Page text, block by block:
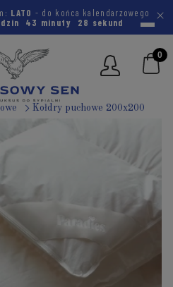
LATO - do końca kalendarzowego
43 minuty 27 sekund
Kołdry puchowe 200x200